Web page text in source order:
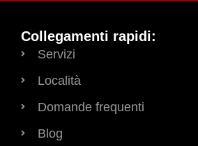
Collegamenti rapidi:
Servizi
Località
Domande frequenti
Blog